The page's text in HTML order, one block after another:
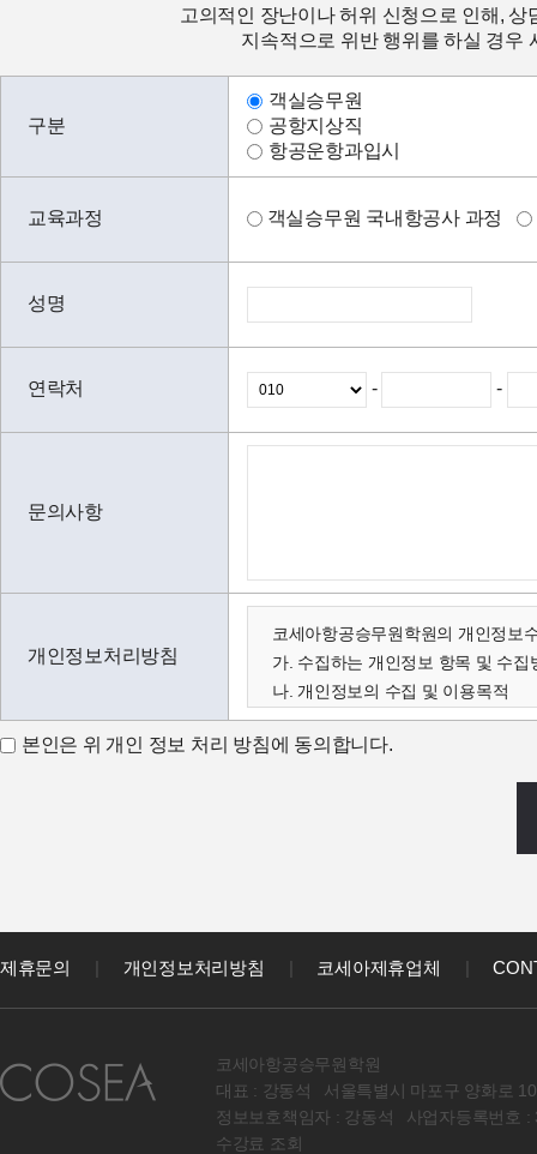
고의적인 장난이나 허위 신청으로 인해,
지속적으로 위반 행위를 하실 경우
구분
객실승무원
공항지상직
항공운항과입시
교육과정 객실승무원 국내항공사 과정
성명
연락처 - -
문의사항
개인정보처리방침
코세아항공승무원학원의 개인정보
가. 수집하는 개인정보 항목 및 수집
나. 개인정보의 수집 및 이용목적
다. 수집한 개인정보의 보유 및 이용
가. 수집하는 개인정보 항목 및 수집
- 과정문의에 대한 학과담당자들의
- 신규 서비스(강좌) 개발 및 특화,
원칙적으로 개인정보 수집 및 이용
라. 코세아 정회원 컨텐츠관련 동의
원칙적으로 코세아학원 이용자의
본인은 위 개인 정보 처리 방침에 동의합니다.
제휴문의 | 개인정보처리방침 | 코세아제휴업체 |
코세아항공승무원학원
대표 : 강동석
서울특별시 마포구 양화로
정보보호책임자 : 강동석
사업자등록번호
수강료 조회